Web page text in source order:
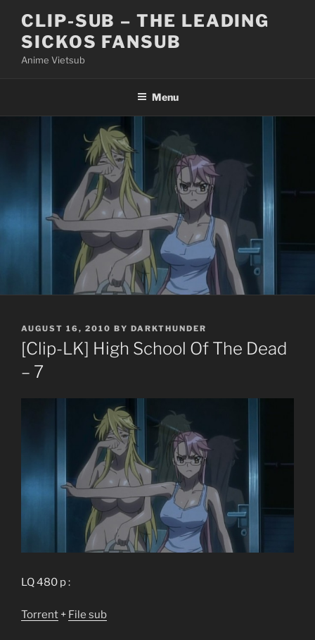
content
CLIP-SUB – THE LEADING
SICKOS FANSUB
Anime Vietsub
Menu
POSTED
ON
AUGUST 16, 2010 BY DARKTHUNDER
[Clip-LK] High School Of The Dead
– 7
LQ 480 p :
Torrent + File sub